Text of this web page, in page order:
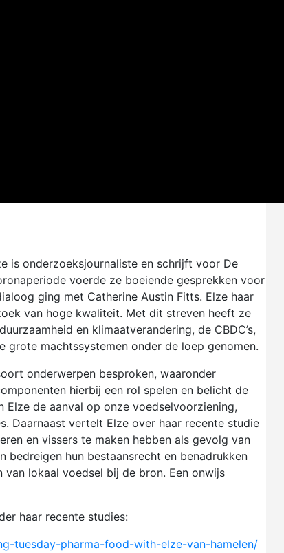
is onderzoeksjournaliste en schrijft voor De
voerde ze boeiende gesprekken voor
ging met Catherine Austin Fitts. Elze haar
van hoge kwaliteit. Met dit streven heeft ze
en klimaatverandering, de CBDC’s,
grote machtssystemen onder de loep genomen.
onderwerpen besproken, waaronder
hierbij een rol spelen en belicht de
de aanval op onze voedselvoorziening,
Daarnaast vertelt Elze over haar recente studie
en vissers te maken hebben als gevolg van
bedreigen hun bestaansrecht en benadrukken
lokaal voedsel bij de bron. Een onwijs
haar recente studies:
tuesday-pharma-food-with-elze-van-hamelen/